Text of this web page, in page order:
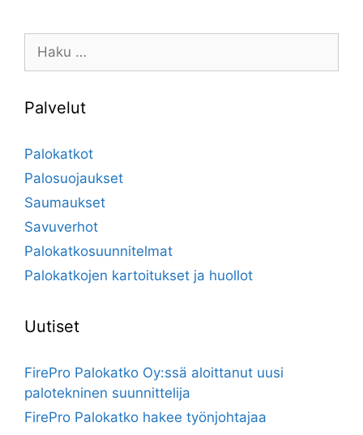
Palvelut
Palokatkot
Palosuojaukset
Saumaukset
Savuverhot
Palokatkosuunnitelmat
Palokatkojen kartoitukset ja huollot
Uutiset
FirePro Palokatko Oy:ssä aloittanut uusi
palotekninen suunnittelija
FirePro Palokatko hakee työnjohtajaa